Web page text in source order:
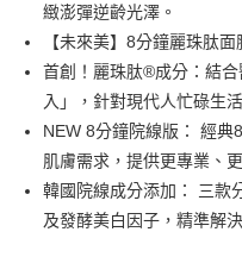
購買商品的店家。未經商家同意
後付繳納相關費用。
※ 交易是否成功請以「AFTEE先
是否繳費成功／繳費後需取消欲
客戶支援中心」https://
１．透過由恩沛科技股份有限公
易，需依本服務之必要範圍內提
權轉讓予恩沛科技股份有限公司。
２．關於個人資料處理事宜，請
每筆NT$100，滿NT$600(含
付款後萊爾富取貨
每筆NT$100，滿NT$600(含
7-11付款取貨
每筆NT$100，滿NT$600(含
付款後7-11取貨
緻澎彈逆齡光澤。
【未來美】8分鐘麗珠肽面
首創！麗珠肽®成分：結
入」，針對現代人忙碌生
NEW 8分鐘院線版： 經典
肌膚需求，提供更專業、
韓國院線成分添加： 三款
及發酵美白因子，精準解